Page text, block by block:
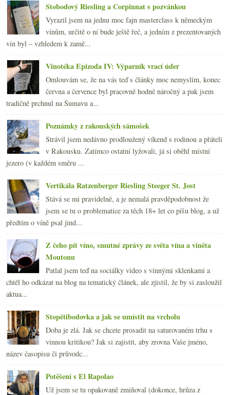
Stobodový Riesling a Corpinnat s pozvánkou
Vyrazil jsem na jednu moc fajn masterclass k německým
vínům, určitě o ní bude ještě řeč, a jedním z prezentovaných
vín byl – vzhledem k zamě...
Vinotéka Epizoda IV: Výparník vrací úder
Omlouvám se, že na vás teď s články moc nemyslím, konec
června a července byl pracovně hodně náročný a pak jsem
tradičně prchnul na Šumavu a...
Poznámky z rakouských sámošek
Strávil jsem nedávno prodloužený víkend s rodinou a přáteli
v Rakousku. Zatímco ostatní lyžovali, já si oběhl místní
jezero (v každém směru ...
Vertikála Ratzenberger Riesling Steeger St. Jost
Stává se mi pravidelně, a je nemalá pravděpodobnost že
jsem se tu o problematice za těch 18+ let co píšu blog, a už
předtím o víně psal jind...
Z čeho pít víno, smutné zprávy ze světa vína a viněta
Moutonu
Patlal jsem teď na sociálky video s vinnými sklenkami a
chtěl ho odkázat na blog na tematický článek, ale zjistil, že by si zasloužil
aktua...
Stopětibodovka a jak se umístit na vrcholu
Doba je zlá. Jak se chcete prosadit na saturovaném trhu s
vinnou kritikou? Jak si zajistit, aby zrovna Vaše jméno,
název časopisu či průvodc...
Potěšení s El Rapolao
Už jsem se tu opakovaně zmiňoval (dokonce, hrůza z